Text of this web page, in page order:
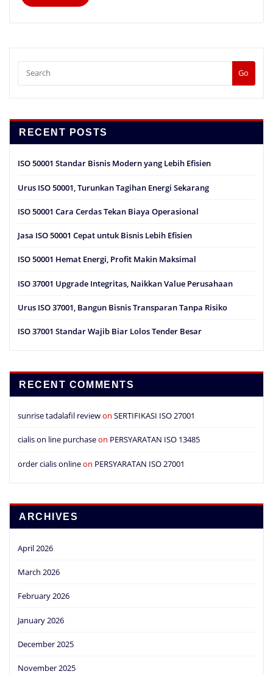
Go
RECENT POSTS
ISO 50001 Standar Bisnis Modern yang Lebih Efisien
Urus ISO 50001, Turunkan Tagihan Energi Sekarang
ISO 50001 Cara Cerdas Tekan Biaya Operasional
Jasa ISO 50001 Cepat untuk Bisnis Lebih Efisien
ISO 50001 Hemat Energi, Profit Makin Maksimal
ISO 37001 Upgrade Integritas, Naikkan Value Perusahaan
Urus ISO 37001, Bangun Bisnis Transparan Tanpa Risiko
ISO 37001 Standar Wajib Biar Lolos Tender Besar
RECENT COMMENTS
sunrise tadalafil reviewon SERTIFIKASI ISO 27001
cialis on line purchaseon PERSYARATAN ISO 13485
order cialis onlineon PERSYARATAN ISO 27001
ARCHIVES
April 2026
March 2026
February 2026
January 2026
December 2025
November 2025